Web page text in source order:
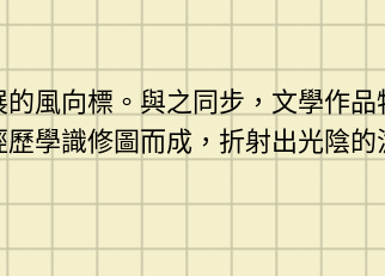
風向標。與之同步，文學作
學識修圖而成，折射出光陰